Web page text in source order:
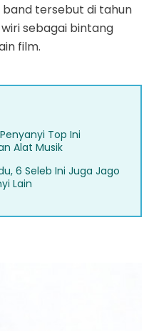
band tersebut di tahun
sebagai bintang
film.
Top Ini
Alat Musik
6 Seleb Ini Juga Jago
Lain